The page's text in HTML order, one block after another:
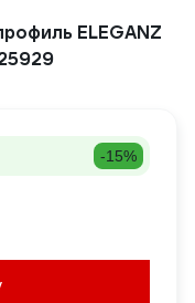
ELEGANZ
-15%